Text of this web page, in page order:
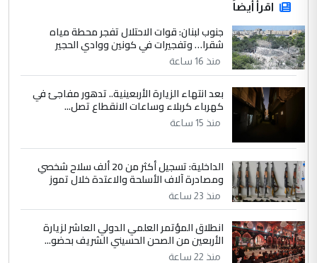
اقرأ أيضاً
جنوب لبنان: قوات الاحتلال تفجر محطة مياه
شقرا… وتفجيرات في كونين ووادي الحجير
منذ 16 ساعة
بعد انتهاء الزيارة الأربعينية.. تدهور مفاجئ في
كهرباء كربلاء وساعات الانقطاع تصل...
منذ 15 ساعة
الداخلية: تسجيل أكثر من 20 ألف سلاح شخصي
ومصادرة آلاف الأسلحة والاعتدة خلال تموز
منذ 23 ساعة
انطلاق المؤتمر العلمي الدولي العاشر لزيارة
الأربعين من الصحن الحسيني الشريف بحضو...
منذ 22 ساعة